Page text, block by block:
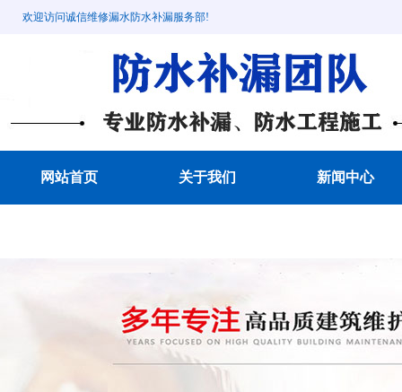
欢迎访问诚信维修漏水防水补漏服务部!
网站首页 关于我们 新闻中心